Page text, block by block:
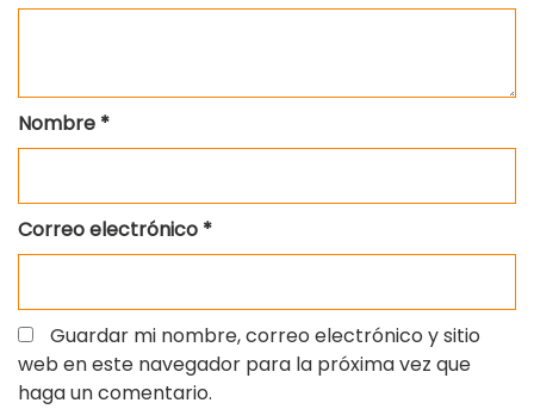
Nombre *
Correo electrónico *
Guardar mi nombre, correo electrónico y sitio
web en este navegador para la próxima vez que
haga un comentario.